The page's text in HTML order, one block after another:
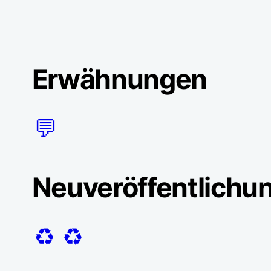
Erwähnungen
💬
♻️ ♻️